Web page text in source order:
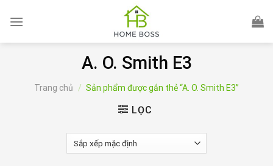
A. O. Smith E3
Trang chủ / Sản phẩm được gắn thẻ “A. O. Smith E3”
LỌC